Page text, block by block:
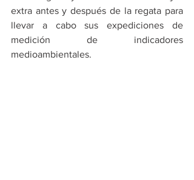
extra antes y después de la regata para
llevar a cabo sus expediciones de
medición de indicadores
medioambientales.